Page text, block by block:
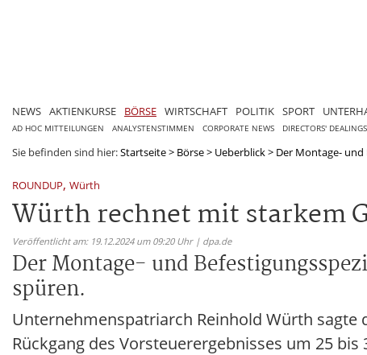
NEWS AKTIENKURSE BÖRSE WIRTSCHAFT POLITIK SPORT
AD HOC MITTEILUNGEN ANALYSTENSTIMMEN CORPORATE NEWS DIRECTORS' DEALINGS
Sie befinden sind hier:Startseite> Börse> Ueberblick> Der Montage-
ROUNDUP, Würth
Würth rechnet mit starkem
Veröffentlicht am: 19.12.2024 um 09:20 Uhr | dpa.de
Der Montage- und
spüren.
Unternehmenspatriarch Reinhold Würth sagte
Rückgang des Vorsteuerergebnisses um 25